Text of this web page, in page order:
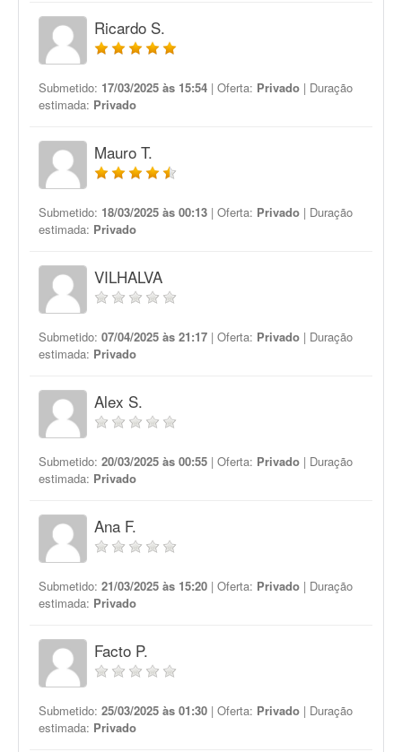
Ricardo S.
Submetido: 17/03/2025 às 15:54 | Oferta: Privado | Duração
estimada: Privado
Mauro T.
Submetido: 18/03/2025 às 00:13 | Oferta: Privado | Duração
estimada: Privado
VILHALVA
Submetido: 07/04/2025 às 21:17 | Oferta: Privado | Duração
estimada: Privado
Alex S.
Submetido: 20/03/2025 às 00:55 | Oferta: Privado | Duração
estimada: Privado
Ana F.
Submetido: 21/03/2025 às 15:20 | Oferta: Privado | Duração
estimada: Privado
Facto P.
Submetido: 25/03/2025 às 01:30 | Oferta: Privado | Duração
estimada: Privado